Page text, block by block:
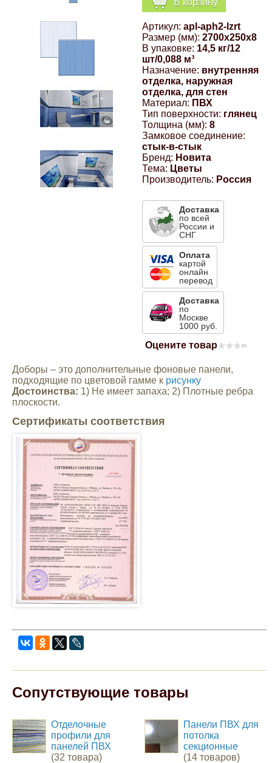
Артикул: apl-aph2-lzrt
Размер (мм): 2700x250x8
В упаковке: 14,5 кг/12
шт/0,088 м³
Назначение: внутренняя
отделка, наружная
отделка, для стен
Материал: ПВХ
Тип поверхности: глянец
Толщина (мм): 8
Замковое соединение:
стык-в-стык
Бренд: Новита
Тема: Цветы
Производитель: Россия
Доставка
по всей
России и
СНГ
Оплата
картой
онлайн
перевод
Доставка
по
Москве
1000 руб.
Оцените товар (0)
Доборы – это дополнительные фоновые панели,
подходящие по цветовой гамме к рисунку
Достоинства: 1) Не имеет запаха; 2) Плотные ребра
плоскости.
Сертификаты соответствия
Сопутствующие товары
Отделочные
профили для
панелей ПВХ
(32 товара)
Панели ПВХ для
потолка
секционные
(14 товаров)
Компрессионные фитинги Poliext
Suzuki
Toyota
Volkswagen
УАЗ
Дополнительные товары
Эмали универсальные акриловые
Магнитные панели на холодильник